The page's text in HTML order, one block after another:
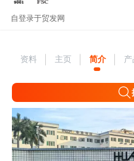
自登录于贸发网
资料 主页 简介